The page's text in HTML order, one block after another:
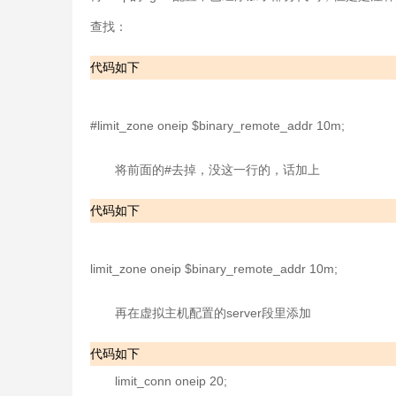
查找：
代码如下
#limit_zone oneip $binary_remote_addr 10m;
将前面的#去掉，没这一行的，话加上
代码如下
limit_zone oneip $binary_remote_addr 10m;
再在虚拟主机配置的server段里添加
代码如下
limit_conn oneip 20;